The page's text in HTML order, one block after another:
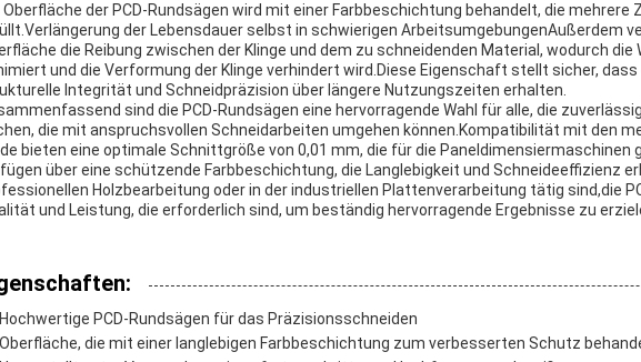
Oberfläche der PCD-Rundsägen wird mit einer Farbbeschichtung behandelt, die mehrere
der Lebensdauer selbst in schwierigen ArbeitsumgebungenAußerdem
die Reibung zwischen der Klinge und dem zu schneidenden Material, wodurch die
und die Verformung der Klinge verhindert wird.Diese Eigenschaft stellt sicher, dass
Integrität und Schneidpräzision über längere Nutzungszeiten erhalten.
sind die PCD-Rundsägen eine hervorragende Wahl für alle, die
die mit anspruchsvollen Schneidarbeiten umgehen können.Kompatibilität mit den
bieten eine optimale Schnittgröße von 0,01 mm, die für die Paneldimensiermaschinen
über eine schützende Farbbeschichtung, die Langlebigkeit und Schneideeffizienz
Holzbearbeitung oder in der industriellen Plattenverarbeitung tätig sind,die
und Leistung, die erforderlich sind, um beständig hervorragende Ergebnisse zu
Hochwertige PCD-Rundsägen für das Präzisionsschneiden
Oberfläche, die mit einer langlebigen Farbbeschichtung zum verbesserten Schutz